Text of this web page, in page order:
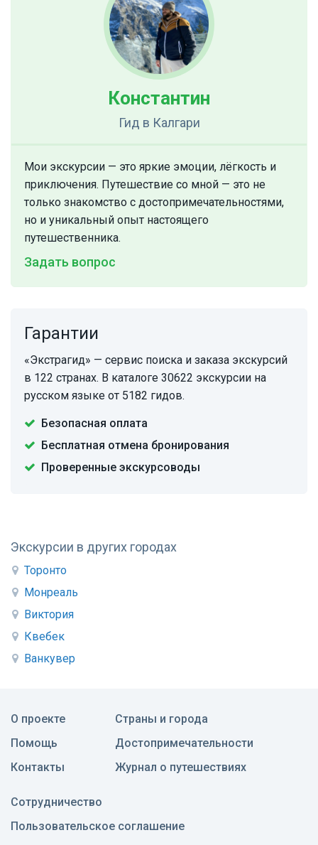
Константин
Гид в Калгари
Мои экскурсии — это яркие эмоции, лёгкость и
приключения. Путешествие со мной — это не
только знакомство с достопримечательностями,
но и уникальный опыт настоящего
путешественника.
Задать вопрос
Гарантии
«Экстрагид» — сервис поиска и заказа экскурсий
в 122 странах. В каталоге 30622 экскурсии на
русском языке от 5182 гидов.
Безопасная оплата
Бесплатная отмена бронирования
Проверенные экскурсоводы
Экскурсии в других городах
Торонто
Монреаль
Виктория
Квебек
Ванкувер
О проекте
Помощь
Контакты
Страны и города
Достопримечательности
Журнал о путешествиях
Сотрудничество
Пользовательское соглашение